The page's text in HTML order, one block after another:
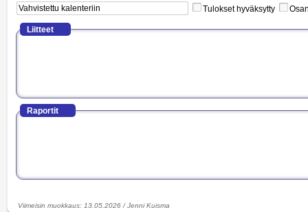
Tulokset hyväksytty
Liitteet
Raportit
Viimeisin muokkaus: 13.05.2026 /Jenni Kuisma